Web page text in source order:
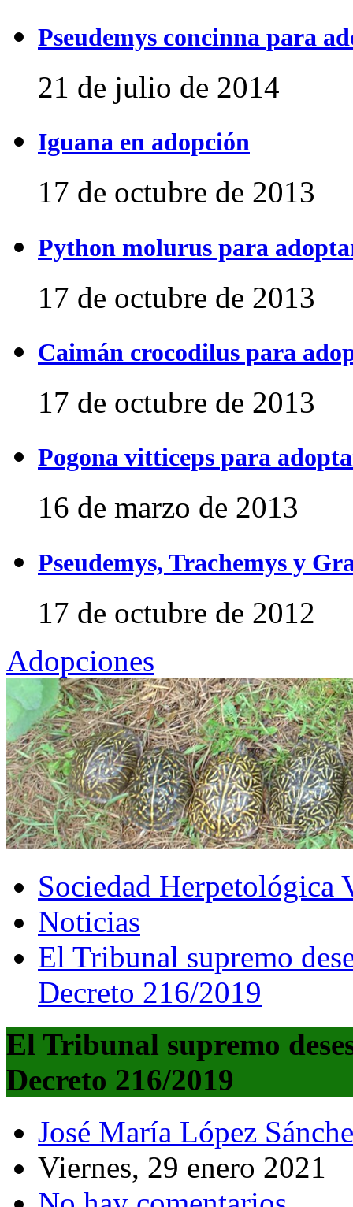
Pseudemys concinna para
21 de julio de 2014
Iguana en adopción
17 de octubre de 2013
Python molurus para
17 de octubre de 2013
Caimán crocodilus para
17 de octubre de 2013
Pogona vitticeps para
16 de marzo de 2013
Pseudemys, Trachemys y
17 de octubre de 2012
Adopciones
Sociedad Herpetológica
Noticias
El Tribunal supremo
Decreto 216/2019
El Tribunal supremo
Decreto 216/2019
José María López
Viernes, 29 enero 2021